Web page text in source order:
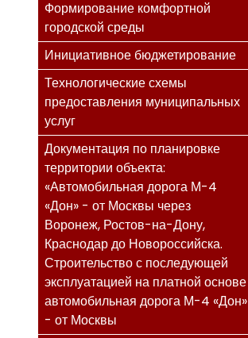
Формирование комфортной
городской среды
Инициативное бюджетирование
Технологические схемы
предоставления муниципальных
услуг
Документация по планировке
территории объекта:
«Автомобильная дорога М-4
«Дон» - от Москвы через
Воронеж, Ростов-на-Дону,
Краснодар до Новороссийска.
Строительство с последующей
эксплуатацией на платной основе
автомобильная дорога М-4 «Дон»
- от Москвы